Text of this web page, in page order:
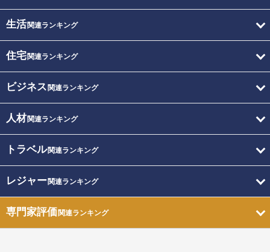
生活関連ランキング
住宅関連ランキング
ビジネス 関連ランキング
人材関連ランキング
トラベル関連ランキング
レジャー関連ランキング
専門家評価関連ランキング